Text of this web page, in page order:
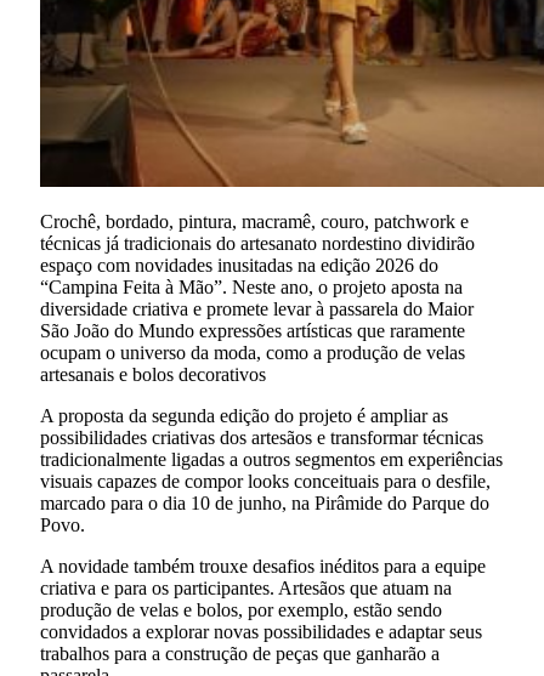
Crochê, bordado, pintura, macramê, couro, patchwork e
técnicas já tradicionais do artesanato nordestino dividirão
espaço com novidades inusitadas na edição 2026 do
“Campina Feita à Mão”. Neste ano, o projeto aposta na
diversidade criativa e promete levar à passarela do Maior
São João do Mundo expressões artísticas que raramente
ocupam o universo da moda, como a produção de velas
artesanais e bolos decorativos
A proposta da segunda edição do projeto é ampliar as
possibilidades criativas dos artesãos e transformar técnicas
tradicionalmente ligadas a outros segmentos em experiências
visuais capazes de compor looks conceituais para o desfile,
marcado para o dia 10 de junho, na Pirâmide do Parque do
Povo.
A novidade também trouxe desafios inéditos para a equipe
criativa e para os participantes. Artesãos que atuam na
produção de velas e bolos, por exemplo, estão sendo
convidados a explorar novas possibilidades e adaptar seus
trabalhos para a construção de peças que ganharão a